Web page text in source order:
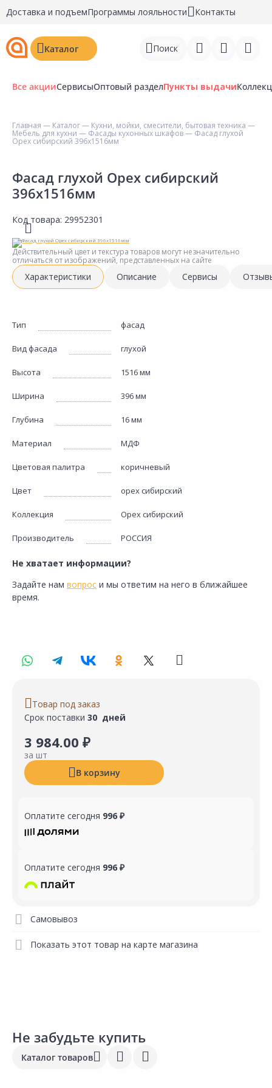
Доставка и подъемПрограммы лояльности Контакты
Каталог Поиск
Войти
Избранное
Недавно просмотренные
товары
Все акцииСервисыОптовый разделПункты выдачи
Главная — Каталог— Кухни, мойки, смесители, бытовая техника —
Мебель для кухни — Фасады кухонных шкафов— Фасад глухой
Орех сибирский 396х1516мм
Фасад глухой Орех сибирский
396х1516мм
Код товара: 29952301
Действительный цвет и текстура товаров могут незначительно
отличаться от изображений, представленных на сайте
Характеристики Описание Сервисы
Тип фасад
Вид фасада глухой
Высота 1516 мм
Ширина 396 мм
Глубина 16 мм
Материал МДФ
Цветовая палитра коричневый
Цвет орех сибирский
Коллекция Орех сибирский
Производитель РОССИЯ
Не хватает информации?
Задайте нам вопрос и мы ответим на него в ближайшее
время.
Товар под заказ
Срок поставки 30 дней
3 984.00 ₽
за шт
В корзину
Оплатите сегодня 996 ₽
Оплатите сегодня 996 ₽
Самовывоз
Показать этот товар на карте магазина
Не забудьте купить
Каталог товаров